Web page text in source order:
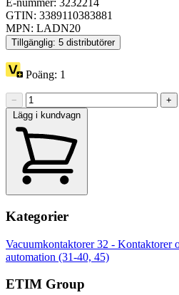
E-nummer: 3232214
GTIN: 3389110383881
MPN: LADN20
Tillgänglig: 5 distributörer
Poäng: 1
−
+
Lägg i kundvagn
Kategorier
Vacuumkontaktorer32 - Kontaktorer
automation (31-40, 45)
ETIM Group